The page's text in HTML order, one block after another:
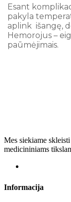
Esant
pakyla
aplink išangę,
Hemorojus –
paūmėjimais.
Mes siekiame
medicininiams
Informacija